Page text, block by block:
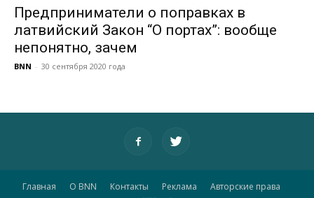
Предприниматели о поправках в
латвийский Закон “О портах”: вообще
непонятно, зачем
BNN - 30 сентября 2020 года
Главная О BNN Контакты Реклама
Авторские права